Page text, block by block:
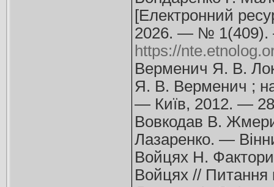
[Електронний
2026. — № 1(409).
https://
Верменич Я. В.
Я. В. Верменич ;
— Київ, 2012. —
Вовкодав В.
Лазаренко. —
Войцях Н. Фактори
Войцях //